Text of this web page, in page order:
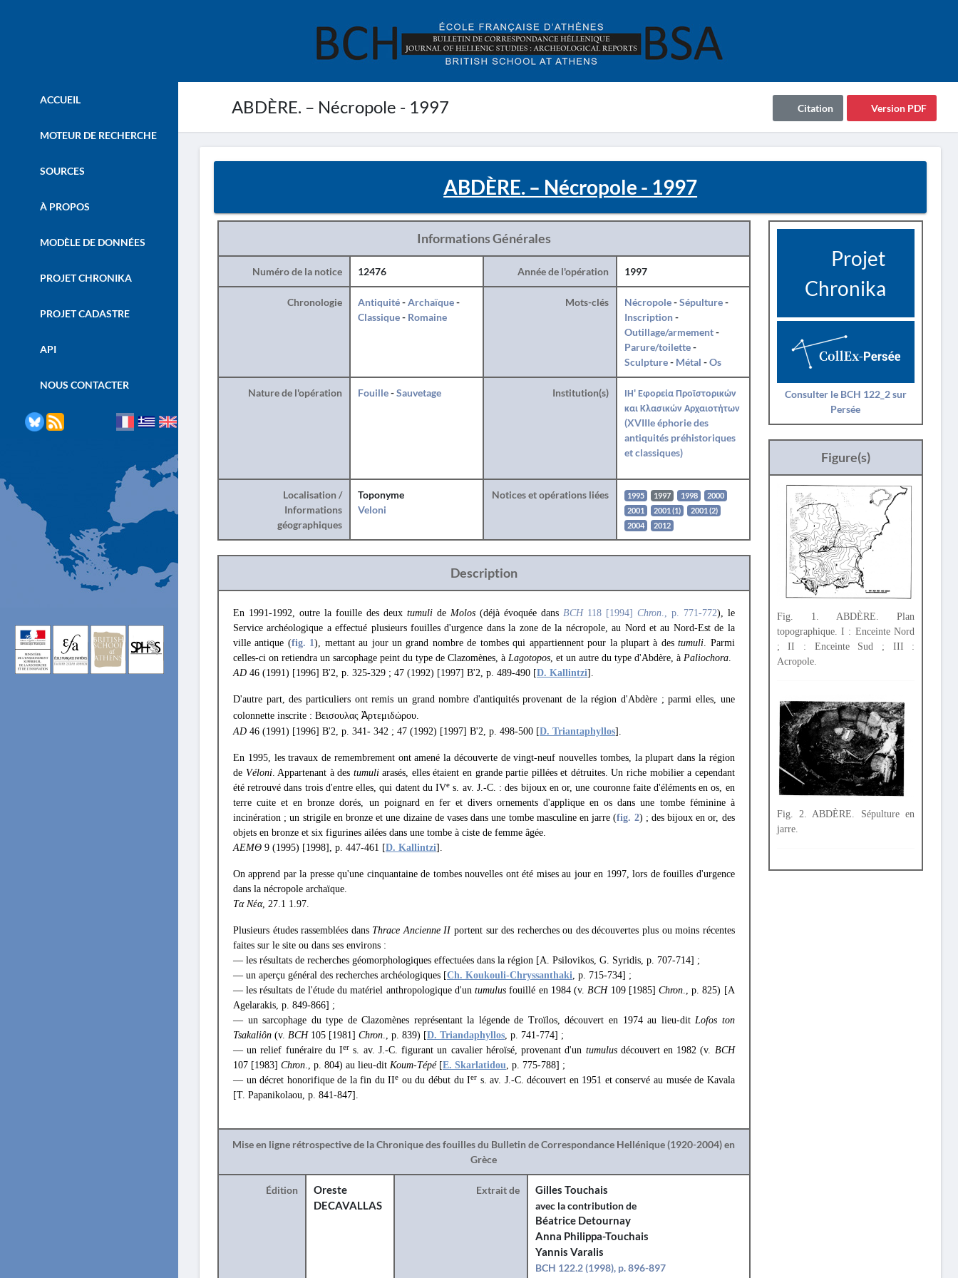
ABDÈRE. – Nécropole - 1997 Version PDF
Citation
ACCUEIL
MOTEUR DE RECHERCHE
SOURCES
À PROPOS
MODÈLE DE DONNÉES
PROJET CHRONIKA
PROJET CADASTRE
API
NOUS CONTACTER
ABDÈRE. – Nécropole - 1997
Informations Générales
Numéro de la notice 12476 Année de l'opération 1997
Chronologie Antiquité-Archaïque-
Classique- Romaine
Mots-clés Nécropole-Sépulture-
Inscription-
Outillage/armement-
Parure/toilette-
Sculpture- Métal -Os
Nature de l'opération Fouille-Sauvetage Institution(s)
ΙΗ' Εφορεία Προϊστορικών
και Κλασικών Αρχαιοτήτων
(XVIIIe éphorie des
antiquités préhistoriques
et classiques)
Localisation /
Informations
géographiques
Toponyme
Veloni
Notices et opérations liées 1995 1997 1998
2000
2001
2001 (1)
2001 (2)
2004
2012
Description
En 1991-1992, outre la fouille des deux tumuli de Molos (déjà évoquée dans BCH 118 [1994] Chron., p. 771-772), le
Service archéologique a effectué plusieurs fouilles d'urgence dans la zone de la nécropole, au Nord et au Nord-Est de la
ville antique (fig. 1), mettant au jour un grand nombre de tombes qui appartiennent pour la plupart à destumuli. Parmi
celles-ci on retiendra un sarcophage peint du type de Clazomènes, à Lagotopos, et un autre du type d'Abdère, à Paliochora.
AD 46 (1991) [1996] B'2, p. 325-329 ; 47 (1992) [1997] B'2, p. 489-490 [D. Kallintzi].
D'autre part, des particuliers ont remis un grand nombre d'antiquités provenant de la région d'Abdère ; parmi elles, une
colonnette inscrite : Βεισουλας Ἀρτεμιδώρου.
AD 46 (1991) [1996] B'2, p. 341- 342 ; 47 (1992) [1997] B'2, p. 498-500 [D. Triantaphyllos].
En 1995, les travaux de remembrement ont amené la découverte de vingt-neuf nouvelles tombes, la plupart dans la région
de Véloni. Appartenant à des tumuliarasés, elles étaient en grande partie pillées et détruites. Un riche mobilier a cependant
été retrouvé dans trois d'entre elles, qui datent du IVe s. av. J.-C. : des bijoux en or, une couronne faite d'éléments en os, en
terre cuite et en bronze dorés, un poignard en fer et divers ornements d'applique en os dans une tombe féminine à
incinération ; un strigile en bronze et une dizaine de vases dans une tombe masculine en jarre (fig. 2) ; des bijoux en or, des
objets en bronze et six figurines ailées dans une tombe à ciste de femme âgée.
ΑΕΜΘ 9 (1995) [1998], p. 447-461 [D. Kallintzi].
On apprend par la presse qu'une cinquantaine de tombes nouvelles ont été mises au jour en 1997, lors de fouilles d'urgence
dans la nécropole archaïque.
Tα Νέα, 27.1 1.97.
Plusieurs études rassemblées dans Thrace Ancienne II portent sur des recherches ou des découvertes plus ou moins récentes
faites sur le site ou dans ses environs :
— les résultats de recherches géomorphologiques effectuées dans la région [A. Psilovikos, G. Syridis, p. 707-714] ;
— un aperçu général des recherches archéologiques [Ch. Koukouli-Chryssanthaki, p. 715-734] ;
— les résultats de l'étude du matériel anthropologique d'untumulusfouillé en 1984 (v.BCH109 [1985] Chron., p. 825) [A
Agelarakis, p. 849-866] ;
— un sarcophage du type de Clazomènes représentant la légende de Troïlos, découvert en 1974 au lieu-ditLofos ton
Tsakaliôn (v. BCH 105 [1981] Chron., p. 839) [D. Triandaphyllos, p. 741-774] ;
— un relief funéraire du Ier s. av. J.-C. figurant un cavalier héroïsé, provenant d'un tumulusdécouvert en 1982 (v. BCH
107 [1983] Chron., p. 804) au lieu-dit Koum-Tépé[E. Skarlatidou, p. 775-788] ;
— un décret honorifique de la fin du IIe ou du début du Ier s. av. J.-C. découvert en 1951 et conservé au musée de Kavala
[T. Papanikolaou, p. 841-847].
Mise en ligne rétrospective de la Chronique des fouilles du Bulletin de Correspondance Hellénique (1920-2004) en
Grèce
Édition
Oreste
DECAVALLAS
Extrait de
Gilles Touchais
avec la contribution de
Béatrice Detournay
Anna Philippa-Touchais
Yannis Varalis
BCH 122.2 (1998), p. 896-897
Projet
Chronika
Consulter le BCH 122_2 sur
Persée
Figure(s)
Fig. 1. ABDÈRE. Plan
topographique. I : Enceinte Nord
; II : Enceinte Sud ; III :
Acropole.
Fig. 2. ABDÈRE. Sépulture en
jarre.